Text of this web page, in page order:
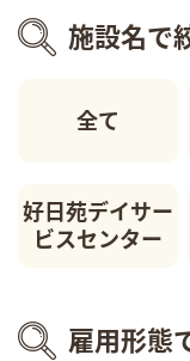
施設名で
全て
好日苑デイサー
ビスセンター
雇用形態